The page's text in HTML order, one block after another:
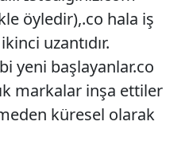
öyledir),.co hala iş
uzantıdır.
yeni başlayanlar.co
markalar inşa ettiler
küresel olarak